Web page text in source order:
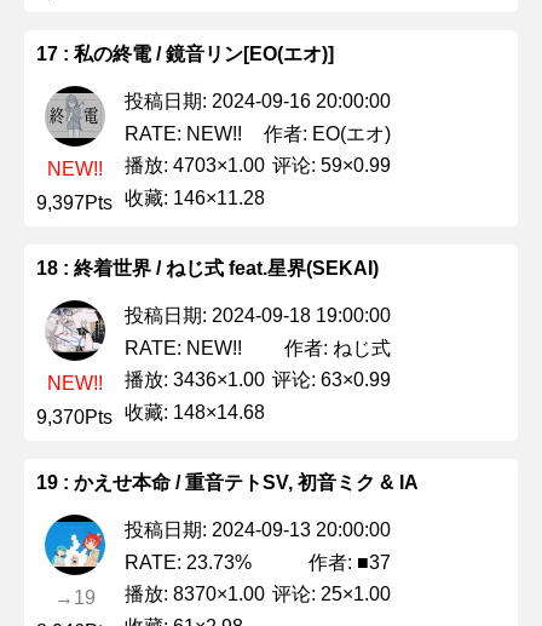
17 : 私の終電 / 鏡音リン[EO(エオ)]
NEW!!
9,397Pts
投稿日期: 2024-09-16 20:00:00
RATE: NEW!!
作者: EO(エオ)
播放: 4703×1.00 评论: 59×0.99
收藏: 146×11.28
18 : 終着世界 / ねじ式 feat.星界(SEKAI)
NEW!!
9,370Pts
投稿日期: 2024-09-18 19:00:00
RATE: NEW!!
作者: ねじ式
播放: 3436×1.00 评论: 63×0.99
收藏: 148×14.68
19 : かえせ本命 / 重音テトSV, 初音ミク & IA
→19
投稿日期: 2024-09-13 20:00:00
RATE: 23.73%
作者: ■37
播放: 8370×1.00 评论: 25×1.00